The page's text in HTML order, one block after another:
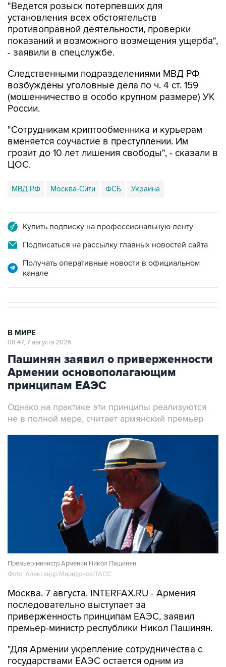
"Ведется розыск потерпевших для
установления всех обстоятельств
противоправной деятельности, проверки
показаний и возможного возмещения ущерба",
- заявили в спецслужбе.
Следственными подразделениями МВД РФ
возбуждены уголовные дела по ч. 4 ст. 159
(мошенничество в особо крупном размере) УК
России.
"Сотрудникам криптообменника и курьерам
вменяется соучастие в преступлении. Им
грозит до 10 лет лишения свободы", - сказали в
ЦОС.
МВД РФ Москва-Сити ФСБ Украина
Купить подписку на профессиональную ленту
Подписаться на рассылку главных новостей сайта
Получать оперативные новости в официальном
канале
В МИРЕ
08:47, 7 августа 2026
Пашинян заявил о приверженности
Армении основополагающим
принципам ЕАЭС
Однако на практике эти принципы реализуются
не в полной мере, считает армянский премьер
Премьер-министр Армении Никол Пашинян
Фото: Александр Миридонов/ТАСС
Москва. 7 августа. INTERFAX.RU - Армения
последовательно выступает за
приверженность принципам ЕАЭС, заявил
премьер-министр республики Никол Пашинян.
"Для Армении укрепление сотрудничества с
государствами ЕАЭС остается одним из